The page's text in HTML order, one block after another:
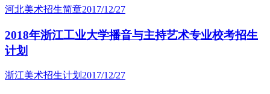
河北美术招生简章2017/12/27
2018年浙江工业大学播音与主持艺术专业校考招生
计划
浙江美术招生计划 2017/12/27